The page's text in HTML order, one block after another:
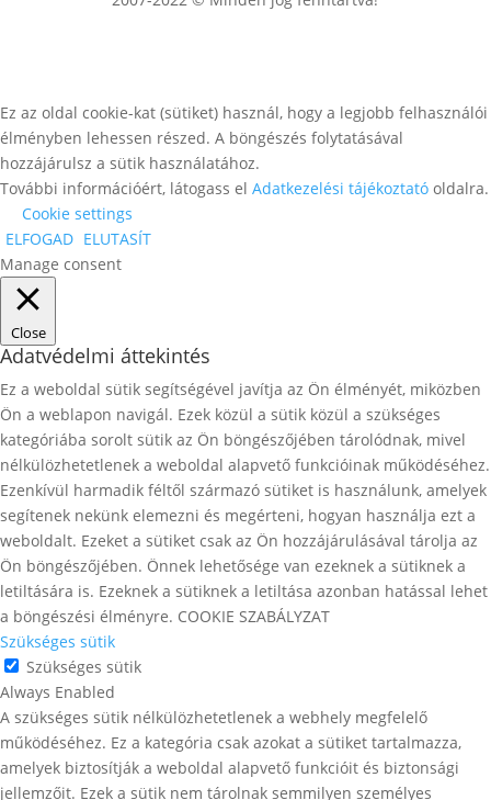
Ez az oldal cookie-kat (sütiket) használ, hogy a legjobb felhasználói
élményben lehessen részed. A böngészés folytatásával
hozzájárulsz a sütik használatához.
További információért, látogass el Adatkezelési tájékoztató oldalra.
Cookie settings
ELFOGAD ELUTASÍT
Manage consent
Close
Adatvédelmi áttekintés
Ez a weboldal sütik segítségével javítja az Ön élményét, miközben
Ön a weblapon navigál. Ezek közül a sütik közül a szükséges
kategóriába sorolt ​​sütik az Ön böngészőjében tárolódnak, mivel
nélkülözhetetlenek a weboldal alapvető funkcióinak működéséhez.
Ezenkívül harmadik féltől származó sütiket is használunk, amelyek
segítenek nekünk elemezni és megérteni, hogyan használja ezt a
weboldalt. Ezeket a sütiket csak az Ön hozzájárulásával tárolja az
Ön böngészőjében. Önnek lehetősége van ezeknek a sütiknek a
letiltására is. Ezeknek a sütiknek a letiltása azonban hatással lehet
a böngészési élményre. COOKIE SZABÁLYZAT
Szükséges sütik
Szükséges sütik
Always Enabled
A szükséges sütik nélkülözhetetlenek a webhely megfelelő
működéséhez. Ez a kategória csak azokat a sütiket tartalmazza,
amelyek biztosítják a weboldal alapvető funkcióit és biztonsági
jellemzőit. Ezek a sütik nem tárolnak semmilyen személyes